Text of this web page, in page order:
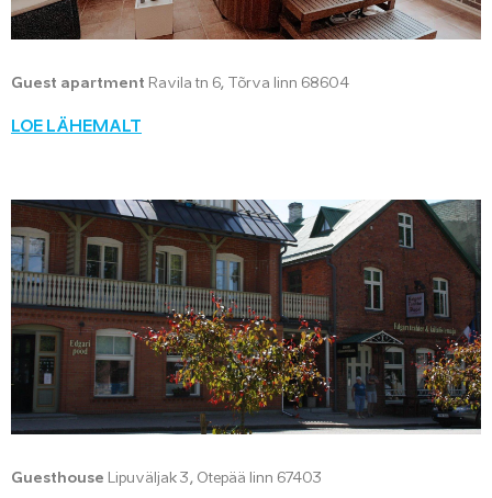
Guest apartment Ravila tn 6, Tõrva linn 68604
LOE LÄHEMALT
Guesthouse Lipuväljak 3, Otepää linn 67403